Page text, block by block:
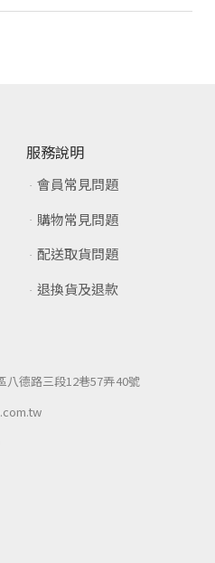
服務說明
會員常見問題
購物常見問題
配送取貨問題
退換貨及退款
八德路三段12巷57弄40號